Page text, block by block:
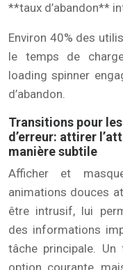
**taux d’abandon**
Environ 40% des
le temps de
loading spinner
d’abandon.
Transitions pour
d’erreur: attirer
manière subtile
Afficher et
animations douces
être intrusif, lui
des informations
tâche principale.
option courante,